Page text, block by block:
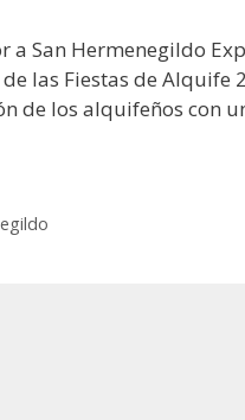
a San Hermenegildo
las Fiestas de Alquife
de los alquifeños con